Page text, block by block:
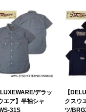
デラッ
エア】半袖シャ
31S
【
クスウ
ツ/